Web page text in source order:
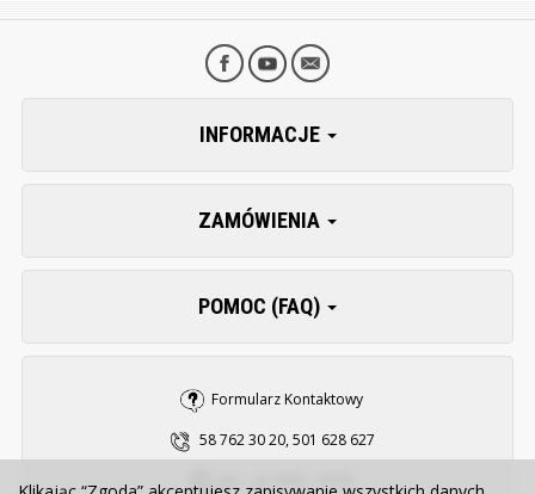
INFORMACJE
ZAMÓWIENIA
POMOC (FAQ)
Formularz Kontaktowy
58 762 30 20, 501 628 627